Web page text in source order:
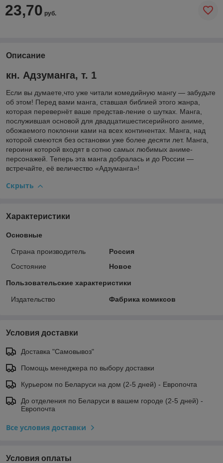
23,70 руб.
Описание
кн. Адзуманга, т. 1
Если вы думаете,что уже читали комедийную мангу — забудьте
об этом! Перед вами манга, ставшая библией этого жанра,
которая перевернёт ваше представ-ление о шутках. Манга,
послужившая основой для двадцатишестисерийного аниме,
обожаемого поклонни ками на всех континентах. Манга, над
которой смеются без остановки уже более десяти лет. Манга,
героини которой входят в сотню самых любимых аниме-
персонажей. Теперь эта манга добралась и до России —
встречайте, её величество «Адзуманга»!
Скрыть
Характеристики
Основные
Страна производитель
Россия
Состояние
Новое
Пользовательские характеристики
Издательство Фабрика комиксов
Условия доставки
Доставка "Самовывоз"
Помощь менеджера по выбору доставки
Курьером по Беларуси на дом (2-5 дней) - Европочта
До отделения по Беларуси в вашем городе (2-5 дней) -
Европочта
Все условия доставки
Условия оплаты